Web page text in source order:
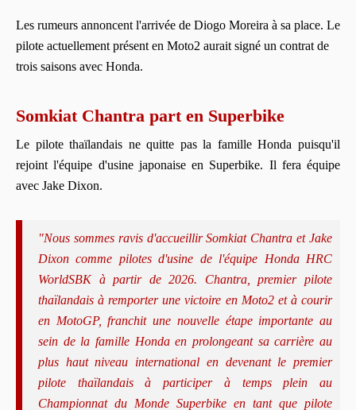
Les rumeurs annoncent l'arrivée de Diogo Moreira à sa place. Le
pilote actuellement présent en Moto2 aurait signé un contrat de
trois saisons avec Honda.
Somkiat Chantra part en Superbike
Le pilote thaïlandais ne quitte pas la famille Honda puisqu'il
rejoint l'équipe d'usine japonaise en Superbike. Il fera équipe
avec Jake Dixon.
"Nous sommes ravis d'accueillir Somkiat Chantra et Jake
Dixon comme pilotes d'usine de l'équipe Honda HRC
WorldSBK à partir de 2026. Chantra, premier pilote
thaïlandais à remporter une victoire en Moto2 et à courir
en MotoGP, franchit une nouvelle étape importante au
sein de la famille Honda en prolongeant sa carrière au
plus haut niveau international en devenant le premier
pilote thaïlandais à participer à temps plein au
Championnat du Monde Superbike en tant que pilote